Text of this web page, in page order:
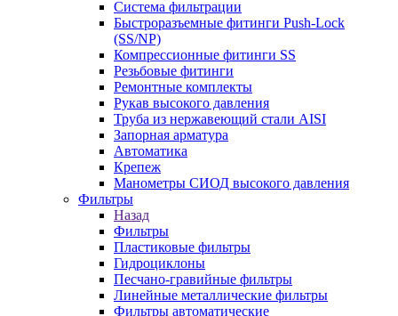
Система фильтрации
Быстроразъемные фитинги Push-Lock
(SS/NP)
Компрессионные фитинги SS
Резьбовые фитинги
Ремонтные комплекты
Рукав высокого давления
Труба из нержавеющий стали AISI
Запорная арматура
Автоматика
Крепеж
Манометры СИОД высокого давления
Фильтры
Назад
Фильтры
Пластиковые фильтры
Гидроциклоны
Песчано-гравийные фильтры
Линейные металлические фильтры
Фильтры автоматические